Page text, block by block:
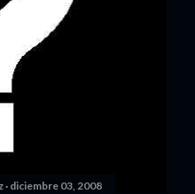
diciembre 03, 2008